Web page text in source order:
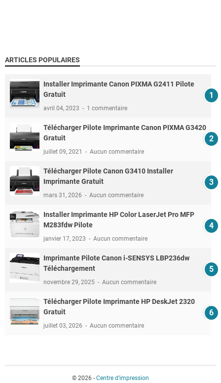
ARTICLES POPULAIRES
Installer Imprimante Canon PIXMA G2411 Pilote
Gratuit
avril 04, 2023 1 commentaire
Télécharger Pilote Imprimante Canon PIXMA G3420
Gratuit
juillet 09, 2021 Aucun commentaire
Télécharger Pilote Canon G3410 Installer
Imprimante Gratuit
mars 31, 2026 Aucun commentaire
Installer Imprimante HP Color LaserJet Pro MFP
M283fdw Pilote
janvier 17, 2023 Aucun commentaire
Imprimante Pilote Canon i-SENSYS LBP236dw
Téléchargement
novembre 29, 2025 Aucun commentaire
Télécharger Pilote Imprimante HP DeskJet 2320
Gratuit
juillet 03, 2026 Aucun commentaire
© 2026 - Centre d’impression